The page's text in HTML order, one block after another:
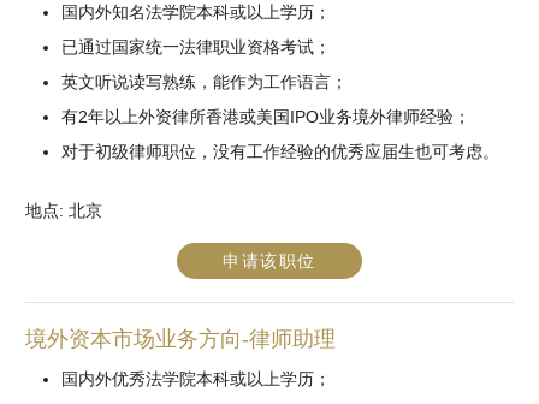
国内外知名法学院本科或以上学历；
已通过国家统一法律职业资格考试；
英文听说读写熟练，能作为工作语言；
有2年以上外资律所香港或美国IPO业务境外律师经验；
对于初级律师职位，没有工作经验的优秀应届生也可考虑。
地点: 北京
申请该职位
境外资本市场业务方向-律师助理
国内外优秀法学院本科或以上学历；